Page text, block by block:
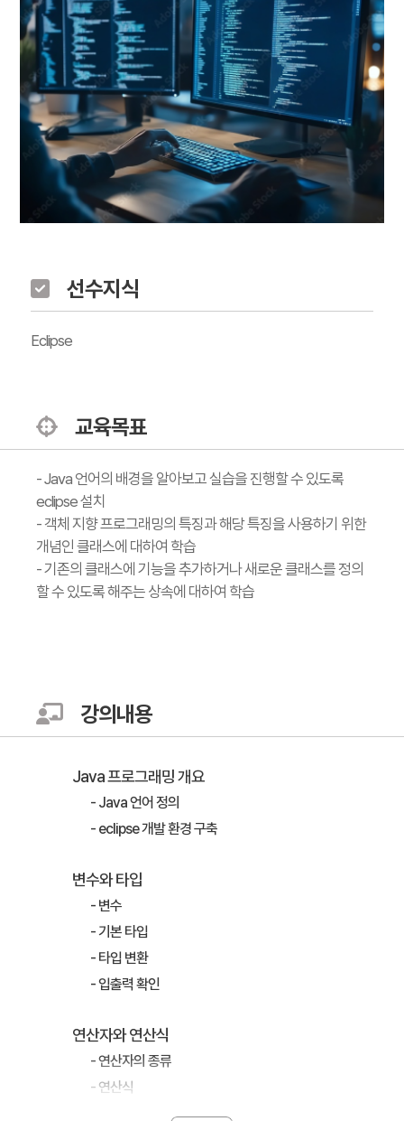
선수지식
Eclipse
교육목표
- Java 언어의 배경을 알아보고 실습을 진행할 수 있도록
eclipse 설치
- 객체 지향 프로그래밍의 특징과 해당 특징을 사용하기 위한
개념인 클래스에 대하여 학습
- 기존의 클래스에 기능을 추가하거나 새로운 클래스를 정의
할 수 있도록 해주는 상속에 대하여 학습
강의내용
Java 프로그래밍 개요
- Java 언어 정의
- eclipse 개발 환경 구축
변수와 타입
- 변수
- 기본 타입
- 타입 변환
- 입출력 확인
연산자와 연산식
- 연산자의 종류
- 연산식